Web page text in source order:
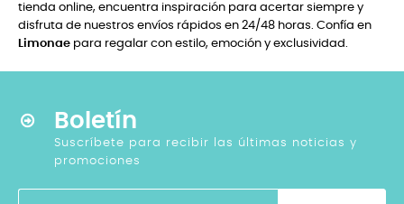
tienda online, encuentra inspiración para acertar siempre y
disfruta de nuestros envíos rápidos en 24/48 horas. Confía en
Limonae para regalar con estilo, emoción y exclusividad.
Boletín
Suscríbete para recibir las últimas noticias y
promociones